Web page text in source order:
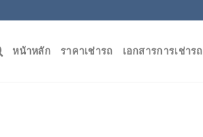
หน้าหลัก ราคาเช่ารถ เอกสารการเช่ารถ